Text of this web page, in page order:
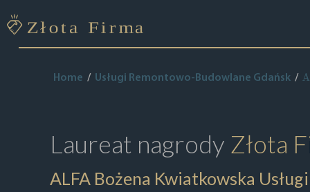
Home Usługi Remontowo-Budowlane Gdańsk
Laureat nagrody Złota
ALFA Bożena Kwiatkowska